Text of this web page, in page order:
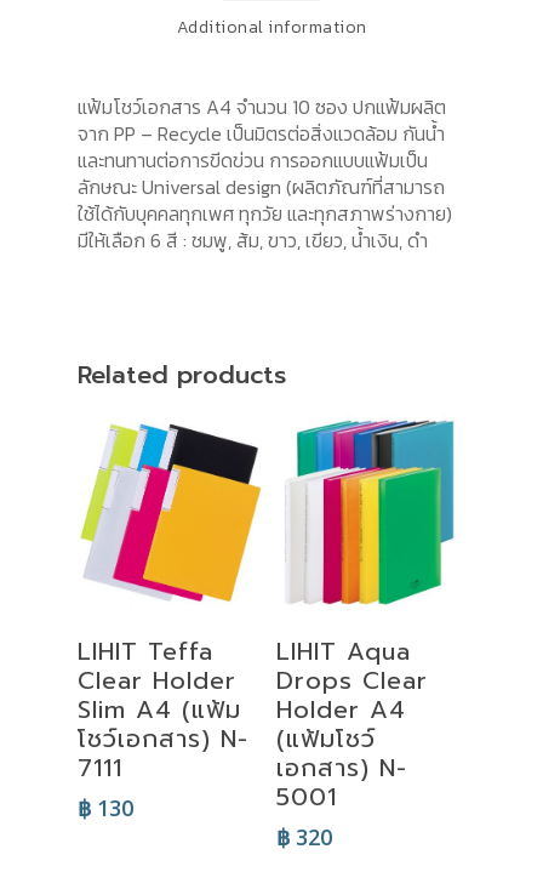
Additional information
แฟ้มโชว์เอกสาร A4 จำนวน 10 ซอง ปกแฟ้มผลิต
จาก PP – Recycle เป็นมิตรต่อสิ่งแวดล้อม กันน้ำ
และทนทานต่อการขีดข่วน การออกแบบแฟ้มเป็น
ลักษณะ Universal design (ผลิตภัณฑ์ที่สามารถ
ใช้ได้กับบุคคลทุกเพศ ทุกวัย และทุกสภาพร่างกาย)
มีให้เลือก 6 สี : ชมพู, ส้ม, ขาว, เขียว, น้ำเงิน, ดำ
Related products
Select
Options
LIHIT Teffa
Clear Holder
Slim A4 (แฟ้ม
โชว์เอกสาร) N-
7111
฿ 130
Select
Options
LIHIT Aqua
Drops Clear
Holder A4
(แฟ้มโชว์
เอกสาร) N-
5001
฿320